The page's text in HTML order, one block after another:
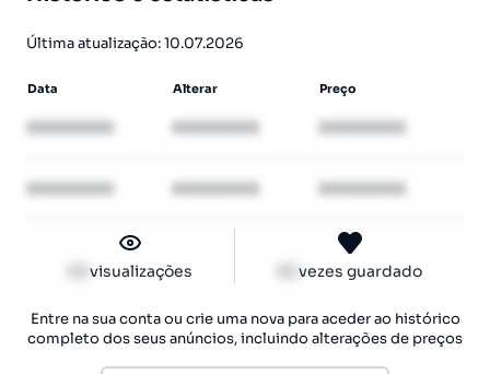
Última atualização: 10.07.2026
Data Alterar Preço
XXXXXXXX XXXXXXXX XXXXXXXX
XXXXXXXX XXXXXXXX XXXXXXXX
visualizações vezes guardado
Entre na sua conta ou crie uma nova para aceder ao histórico
completo dos seus anúncios, incluindo alterações de preços